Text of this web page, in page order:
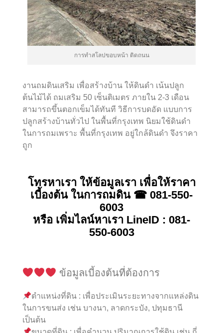
การทำสโลปขอบหน้า ติดถนน
งานถมดินเสริม เพื่อสร้างบ้าน ให้ดินดำ เน้นปลูก
ต้นไม้ได้ ถมเสริม 50 เซ็นติเมตร ภายใน 2-3 เดือน
สามารถขึ้นตอกเข็มได้ทันที วิธีการบดอัด แบบการ
ปลูกสร้างบ้านทั่วไป ในพื้นที่กรุงเทพ นิยมใช้ดินดำ
ในการถมเพราะ พื้นที่กรุงเทพ อยู่ใกล้ดินดำ จึงราคา
ถูก
โทรหาเรา ให้ข้อมูลเรา เพื่อให้ราคา
เบี้องต้น ในการถมดิน ☎ 081-550-
6003
หรือ เพิ่มไลน์หาเรา LineID : 081-
550-6003
ข้อมูลเบี้องต้นที่ต้องการ
ตำแหน่งที่ดิน : เพื่อประเมินระยะทางจากแหล่งดิน
ในการขนส่ง เช่น บางนา, ลาดกระบัง, ปทุมธานี
เป็นต้น